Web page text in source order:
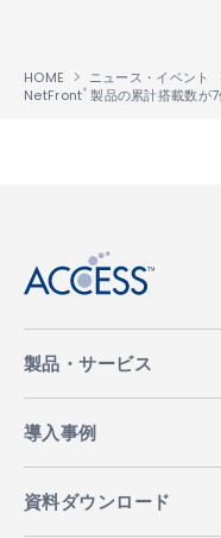
HOME
ニュース・イベント
NetFront®製品の累計搭載数が7
製品・サービス
導入事例
資料ダウンロード